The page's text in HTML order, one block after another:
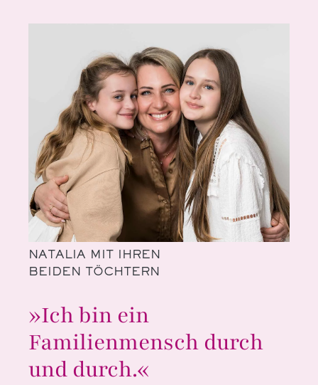
»Ich bin ein
Familienmensch durch
und durch.«
NATALIA MIT IHREN
BEIDEN TÖCHTERN